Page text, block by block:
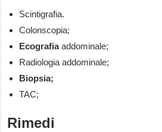
Scintigrafia.
Colonscopia;
Ecografiaaddominale;
Radiologia addominale;
Biopsia;
TAC;
Rimedi